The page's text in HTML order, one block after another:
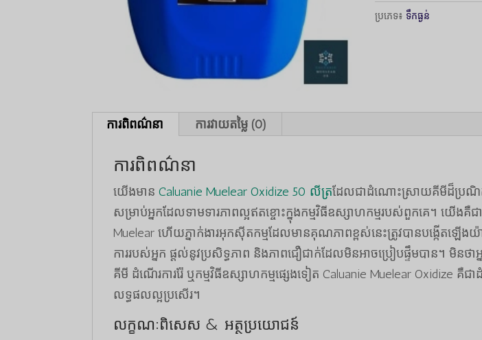
Oxidize
ប្រភេទ៖ ទឹកធ្ងន់
ការពិពណ៌នា ការវាយតម្លៃ (0)
ការពិពណ៌នា
យើង​មានCaluanie Muelear Oxidize 50 លីត្រដែលជាដំណោះស្រាយគីមីដ៏ប្រណិត
សម្រាប់អ្នកដែលទាមទារភាពល្អឥតខ្ចោះក្នុងកម្មវិធីឧស្សាហកម្មរបស់ពួកគេ។ យើងគឺ
Muelear ហើយភ្នាក់ងារអុកស៊ីតកម្មដែលមានគុណភាពខ្ពស់នេះត្រូវបានបង្កើតឡើងយ៉
ការរបស់អ្នក ផ្តល់នូវប្រសិទ្ធភាព និងភាពជឿជាក់ដែលមិនអាចប្រៀបផ្ទឹមបាន។ មិនថា
គីមី ដំណើរការរ៉ែ ឬកម្មវិធីឧស្សាហកម្មផ្សេងទៀត Caluanie Muelear Oxidize គឺ
លទ្ធផលល្អប្រសើរ។
លក្ខណៈពិសេស & អត្ថប្រយោជន៍